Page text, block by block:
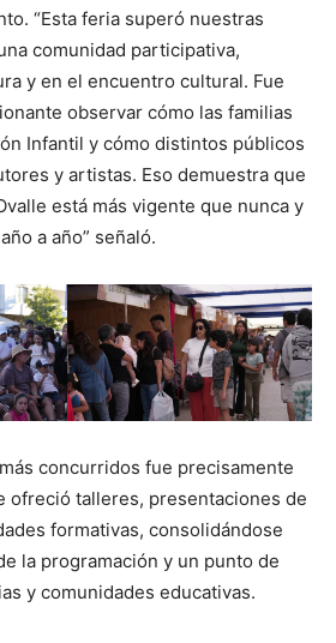
“Esta feria superó nuestras
comunidad participativa,
y en el encuentro cultural. Fue
observar cómo las familias
Infantil y cómo distintos públicos
y artistas. Eso demuestra que
está más vigente que nunca y
a año” señaló.
concurridos fue precisamente
ofreció talleres, presentaciones de
formativas, consolidándose
la programación y un punto de
y comunidades educativas.